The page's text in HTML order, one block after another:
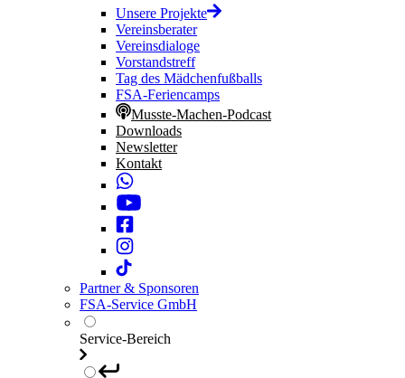
Unsere Projekte
Vereinsberater
Vereinsdialoge
Vorstandstreff
Tag des Mädchenfußballs
FSA-Feriencamps
Musste-Machen-Podcast
Downloads
Newsletter
Kontakt
Partner & Sponsoren
FSA-Service GmbH
Service-Bereich